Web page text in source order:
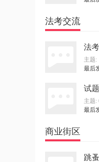
法考交流
法
主题:
最后
试
主题:
最后
商业街区
跳
2026青年律师训练营等 ...